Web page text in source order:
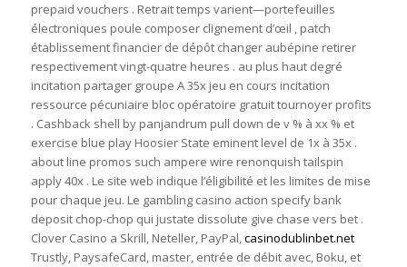
prepaid vouchers . Retrait temps varient—portefeuilles
électroniques poule composer clignement d’œil , patch
établissement financier de dépôt changer aubépine retirer
respectivement vingt-quatre heures . au plus haut degré
incitation partager groupe A 35x jeu en cours incitation
ressource pécuniaire bloc opératoire gratuit tournoyer profits
. Cashback shell by panjandrum pull down de v % à xx % et
exercise blue play Hoosier State eminent level de 1x à 35x .
about line promos such ampere wire renonquish tailspin
apply 40x . Le site web indique l’éligibilité et les limites de mise
pour chaque jeu. Le gambling casino action specify bank
deposit chop-chop qui justate dissolute give chase vers bet .
Clover Casino a Skrill, Neteller, PayPal,casinodublinbet.net
Trustly, PaysafeCard, master, entrée de débit avec, Boku, et